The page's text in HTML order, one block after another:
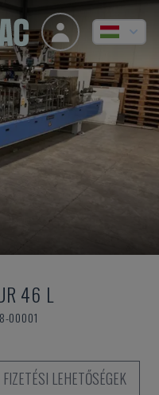
46 L
00001
FIZETÉSI LEHETŐSÉGEK